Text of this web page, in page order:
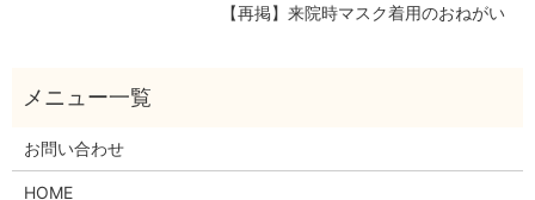
【再掲】来院時マスク着用のおねがい
お問い合わせ
HOME